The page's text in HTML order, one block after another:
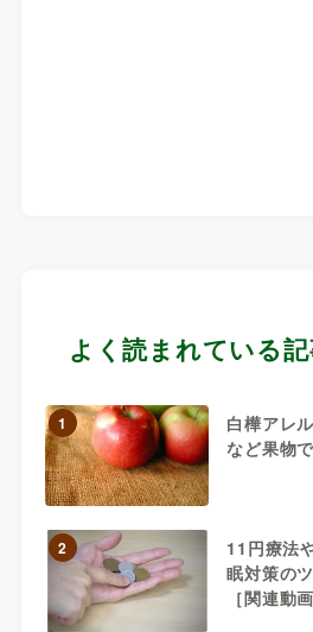
よく読まれている
1
白樺アレ
など果物
2
11円療法
眠対策の
［関連動